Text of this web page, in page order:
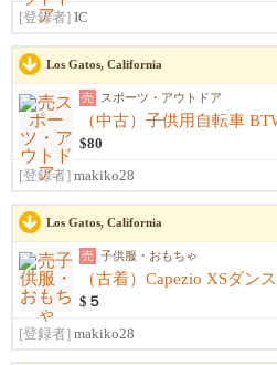
[登録者] IC
Los Gatos, California
売 スポーツ・アウトドア
（中古）子供用自転車
$80
[登録者] makiko28
Los Gatos, California
売 子供服・おもちゃ
（古着）Capezio XSダン
$５
[登録者] makiko28